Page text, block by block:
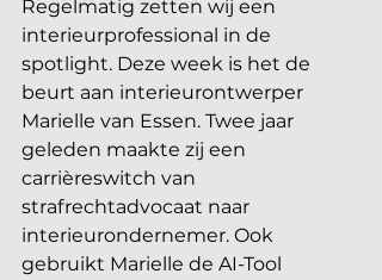
Regelmatig zetten wij een
interieurprofessional in de
spotlight. Deze week is het de
beurt aan interieurontwerper
Marielle van Essen. Twee jaar
geleden maakte zij een
carrièreswitch van
strafrechtadvocaat naar
interieurondernemer. Ook
gebruikt Marielle de AI-Tool